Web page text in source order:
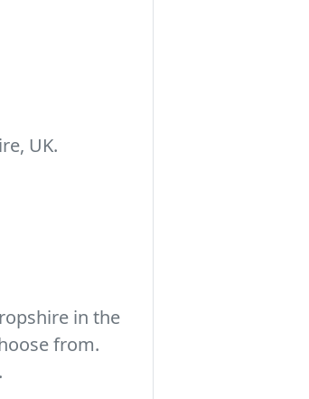
UK.
in the
from.